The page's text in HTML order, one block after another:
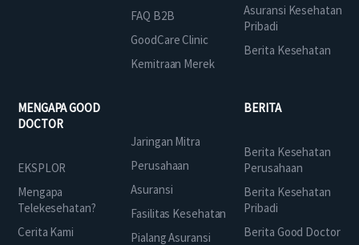
FAQ B2B
GoodCare Clinic
Kemitraan Merek
Asuransi Kesehatan
Pribadi
Berita Kesehatan
MENGAPA GOOD
DOCTOR
EKSPLOR
Mengapa
Telekesehatan?
Cerita Kami
Jaringan Mitra
Perusahaan
Asuransi
Fasilitas Kesehatan
Pialang Asuransi
BERITA
Berita Kesehatan
Perusahaan
Berita Kesehatan
Pribadi
Berita Good Doctor